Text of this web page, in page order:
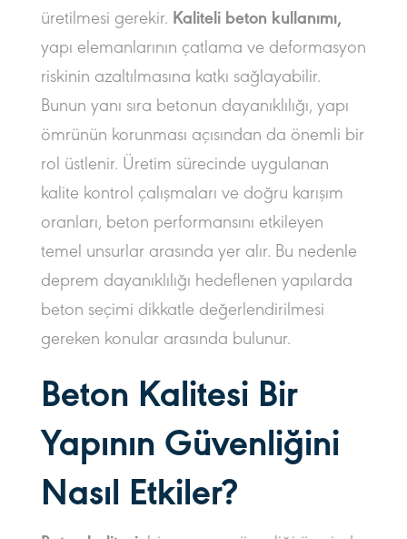
üretilmesi gerekir. Kaliteli beton kullanımı,
yapı elemanlarının çatlama ve deformasyon
riskinin azaltılmasına katkı sağlayabilir.
Bunun yanı sıra betonun dayanıklılığı, yapı
ömrünün korunması açısından da önemli bir
rol üstlenir. Üretim sürecinde uygulanan
kalite kontrol çalışmaları ve doğru karışım
oranları, beton performansını etkileyen
temel unsurlar arasında yer alır. Bu nedenle
deprem dayanıklılığı hedeflenen yapılarda
beton seçimi dikkatle değerlendirilmesi
gereken konular arasında bulunur.
Beton Kalitesi Bir
Yapının Güvenliğini
Nasıl Etkiler?